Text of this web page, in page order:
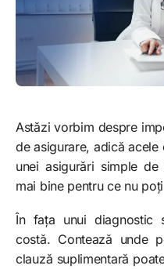
Astăzi vorbim despre
de asigurare, adică
unei asigurări simple
mai bine pentru ce nu
În fața unui diagnostic
costă. Contează unde
clauză suplimentară